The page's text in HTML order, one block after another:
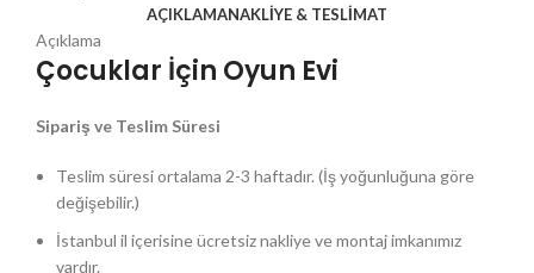
AÇIKLAMANAKLIYE & TESLIMAT
Açıklama
Çocuklar İçin Oyun Evi
Sipariş ve Teslim Süresi
Teslim süresi ortalama 2-3 haftadır. (İş yoğunluğuna göre
değişebilir.)
İstanbul il içerisine ücretsiz nakliye ve montaj imkanımız
vardır.